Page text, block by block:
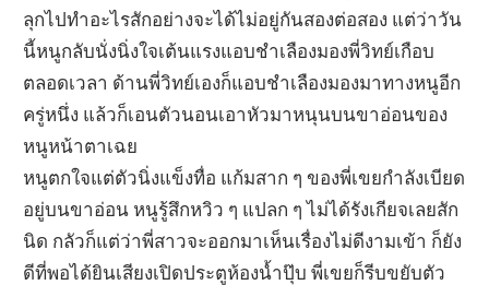
ลุกไปทำอะไรสักอย่างจะได้ไม่อยู่กันสองต่อสอง แต่ว่าวัน
นี้หนูกลับนั่งนิ่งใจเต้นแรงแอบชำเลืองมองพี่วิทย์เกือบ
ตลอดเวลา ด้านพี่วิทย์เองก็แอบชำเลืองมองมาทางหนูอีก
ครู่หนึ่ง แล้วก็เอนตัวนอนเอาหัวมาหนุนบนขาอ่อนของ
หนูหน้าตาเฉย
หนูตกใจแต่ตัวนิ่งแข็งทื่อ แก้มสาก ๆ ของพี่เขยกำลังเบียด
อยู่บนขาอ่อน หนูรู้สึกหวิว ๆ แปลก ๆ ไม่ได้รังเกียจเลยสัก
นิด กลัวก็แต่ว่าพี่สาวจะออกมาเห็นเรื่องไม่ดีงามเข้า ก็ยัง
ดีที่พอได้ยินเสียงเปิดประตูห้องน้ำปุ๊บ พี่เขยก็รีบขยับตัว